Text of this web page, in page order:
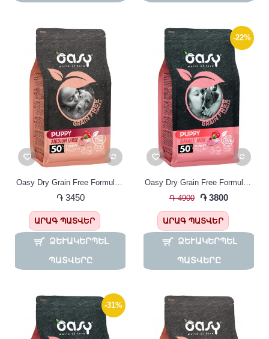
Oasy Dry Grain Free Formula , Puppy Junior Med and Large , Շան ձաքի կեր , ԱՌԱՆՑ ՀԱՑԱՀԱՏԻԿ հնդկահավի մսով
֏ 3450
ԱՐԱԳ ՊԱՏՎԵՐ
ՁԵՒԱԿԵՐՊԵԼ Պ
ԱՏՎԵՐԸ
-22%
Oasy Dry Grain Free Formula , Puppy Junior Small Mini Turkey , Փոքր ցեղատեսակի շան ձաքի կեր , ԱՌԱՆՑ ՀԱՑԱՀԱՏԻԿ հնդկահավի մսով
֏ 4900
֏ 3800
ԱՐԱԳ ՊԱՏՎԵՐ
ՁԵՒԱԿԵՐՊԵԼ Պ
ԱՏՎԵՐԸ
-31%